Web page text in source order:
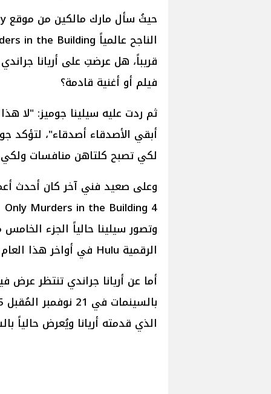
قريباً، هل عرضتِ على أريانا
فيلم أو أغنية قادمة؟
ثم ردت عليه سيلينا جوميز: "لا
أبقي الأصدقاء أصدقاء"، لتؤكد
لكي تصبح كلتاهن منافسات ولكي
وتصور سيلينا حالياً الجزء
الرقمية Hulu في أواخر هذا العام 2025.
الذي قدمته أريانا ويُعرض حالياً